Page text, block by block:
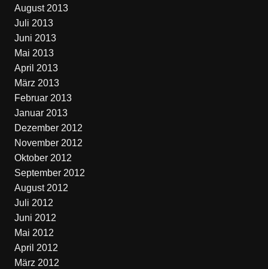
August 2013
Juli 2013
Juni 2013
Mai 2013
April 2013
März 2013
Februar 2013
Januar 2013
Dezember 2012
November 2012
Oktober 2012
September 2012
August 2012
Juli 2012
Juni 2012
Mai 2012
April 2012
März 2012